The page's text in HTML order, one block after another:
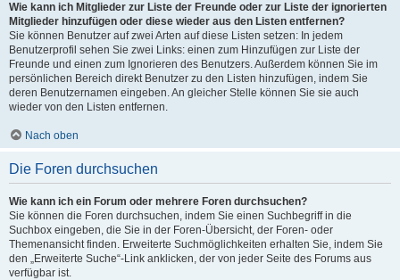
Wie kann ich Mitglieder zur Liste der Freunde oder zur Liste der ignorierten
Mitglieder hinzufügen oder diese wieder aus den Listen entfernen?
Sie können Benutzer auf zwei Arten auf diese Listen setzen: In jedem
Benutzerprofil sehen Sie zwei Links: einen zum Hinzufügen zur Liste der
Freunde und einen zum Ignorieren des Benutzers. Außerdem können Sie im
persönlichen Bereich direkt Benutzer zu den Listen hinzufügen, indem Sie
deren Benutzernamen eingeben. An gleicher Stelle können Sie sie auch
wieder von den Listen entfernen.
Nach oben
Die Foren durchsuchen
Wie kann ich ein Forum oder mehrere Foren durchsuchen?
Sie können die Foren durchsuchen, indem Sie einen Suchbegriff in die
Suchbox eingeben, die Sie in der Foren-Übersicht, der Foren- oder
Themenansicht finden. Erweiterte Suchmöglichkeiten erhalten Sie, indem Sie
den „Erweiterte Suche“-Link anklicken, der von jeder Seite des Forums aus
verfügbar ist.